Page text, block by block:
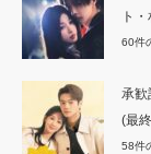
ト
60件
承歓
(最
58件